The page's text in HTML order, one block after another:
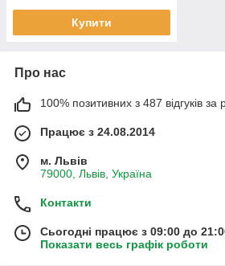
Купити
Про нас
100% позитивних з 487 відгуків за
Працює з 24.08.2014
м. Львів
79000, Львів, Україна
Контакти
Сьогодні працює з 09:00 до
Показати весь графік роботи